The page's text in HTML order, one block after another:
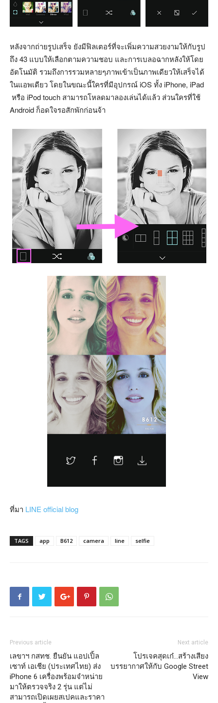
หลังจากถ่ายรูปเสร็จ ยังมีฟิลเตอร์ที่จะเพิ่มความสวยงามให้กับรูป
ถึง 43 แบบให้เลือกตามความชอบ และการเบลอฉากหลังให้โดย
อัตโนมัติ รวมถึงการรวมหลายๆภาพเข้าเป็นภาพเดียวให้เสร็จได้
ในแอพเดียว โดยในขณะนี้ใครที่มีอุปกรณ์ iOS ทั้ง iPhone, iPad
หรือ iPod touch สามารถโหลดมาลองเล่นได้แล้ว ส่วนใครที่ใช้
Android ก็อดใจรอสักพักก่อนจ้า
ที่มา LINE official blog
TAGS app B612 camera line selfie
Previous article
เลขาฯ กสทช. ยืนยัน แอปเปิ้ล
เซาท์ เอเชีย (ประเทศไทย) ส่ง
iPhone 6 เครื่องพร้อมจำหน่าย
มาให้ตรวจจริง 2 รุ่น แต่ไม่
สามารถเปิดเผยสเปคและราคา
Next article
โปรเจคสุดเก๋…สร้างเสียง
บรรยากาศให้กับ Google Street
View